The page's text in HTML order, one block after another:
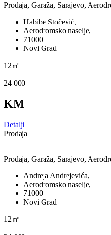
Prodaja, Garaža, Sarajevo,
Habibe Stočević,
Aerodromsko naselje,
71000
Novi Grad
12㎡
24 000
KM
Detalji
Prodaja
Prodaja, Garaža, Sarajevo,
Andreja Andrejevića,
Aerodromsko naselje,
71000
Novi Grad
12㎡